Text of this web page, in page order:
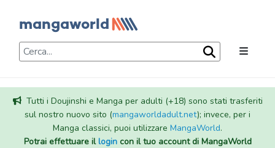
Tutti i Doujinshi e Manga per adulti (+18) sono stati trasferiti
sul nostro nuovo sito (mangaworldadult.net); invece, per i
Manga classici, puoi utilizzare MangaWorld.
Potrai effettuare illogincon il tuo account di MangaWorld